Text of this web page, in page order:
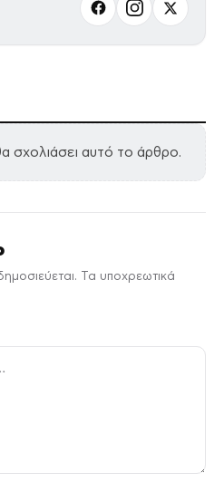
σχολιάσει αυτό το άρθρο.
Τα υποχρεωτικά